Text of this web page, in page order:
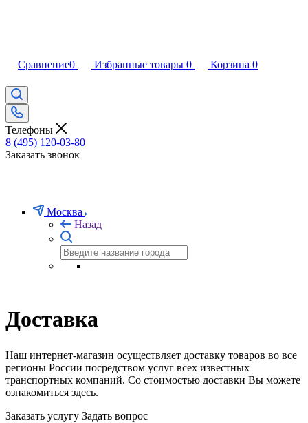
Сравнение0 Избранные товары 0 Корзина 0
Телефоны
8 (495) 120-03-80
Заказать звонок
Москва
Назад
Доставка
Наш интернет-магазин осуществляет доставку товаров во все
регионы России посредством услуг всех известных
транспортных компаний. Со стоимостью доставки Вы можете
ознакомиться здесь.
Заказать услугу Задать вопрос